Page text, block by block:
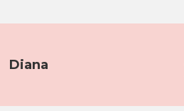
Diana